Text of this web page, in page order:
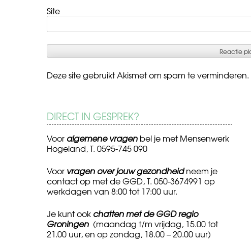
Site
Deze site gebruikt Akismet om spam te verminderen.
DIRECT IN GESPREK?
Voor algemene vragen bel je met Mensenwerk
Hogeland, T. 0595-745 090
Voor vragen over jouw gezondheidneem je
contact op met de GGD, T. 050-3674991 op
werkdagen van 8:00 tot 17:00 uur.
Je kunt ook chatten met de GGD regio
Groningen (maandag t/m vrijdag, 15.00 tot
21.00 uur, en op zondag, 18.00 – 20.00 uur)